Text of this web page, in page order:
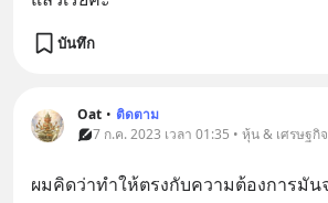
บันทึก
Oat • ติดตาม
7 ก.ค. 2023 เวลา 01:35 • หุ้น & เศรษฐกิจ
ผมคิดว่าทำให้ตรงกับความต้องการมัน